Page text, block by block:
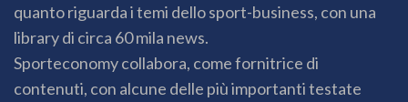
quanto riguarda i temi dello sport-business, con una
library di circa 60 mila news.
Sporteconomy collabora, come fornitrice di
contenuti, con alcune delle più importanti testate